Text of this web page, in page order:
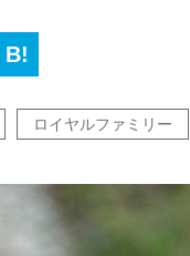
B!
ロイヤルファミリー